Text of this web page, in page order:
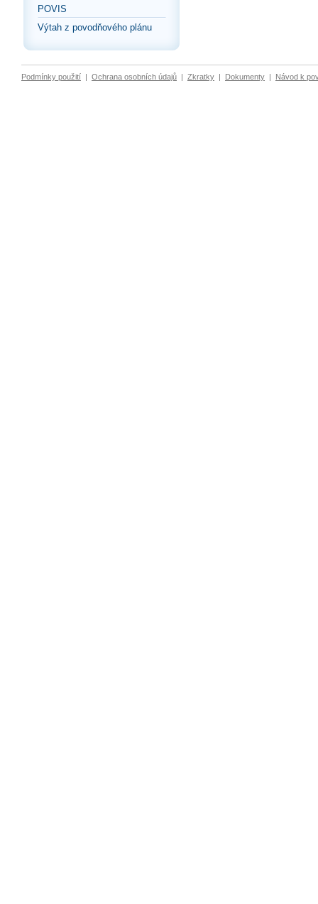
POVIS
Výtah z povodňového plánu
Podmínky použití | Ochrana osobních údajů | Zkratky | Dokumenty | Návod k